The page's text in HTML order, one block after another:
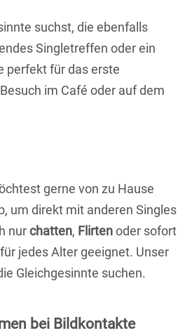
suchst, die ebenfalls
Singletreffen oder ein
perfekt für das erste
im Café oder auf dem
gerne von zu Hause
um direkt mit anderen Singles
nurchatten, Flirtenoder sofort
jedes Alter geeignet. Unser
Gleichgesinnte suchen.
bei Bildkontakte